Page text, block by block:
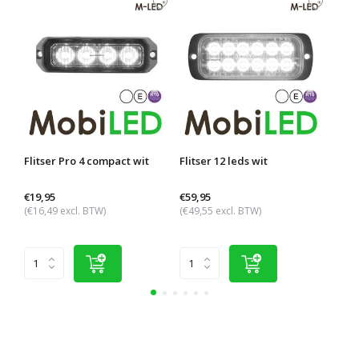
Flitser Pro 4 compact wit
€19,95
(€16,49 excl. BTW)
Flitser 12 leds wit
€59,95
(€49,55 excl. BTW)